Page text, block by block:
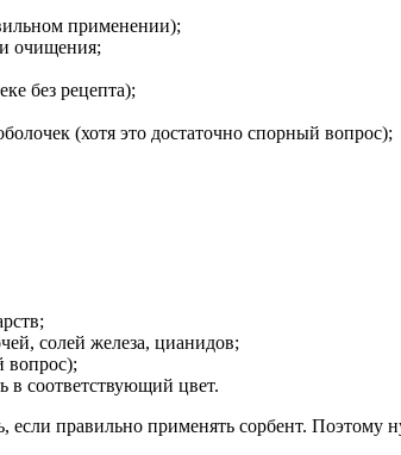
применении);
очищения;
без рецепта);
(хотя это достаточно спорный вопрос);
солей железа, цианидов;
вопрос);
в соответствующий цвет.
если правильно применять сорбент.